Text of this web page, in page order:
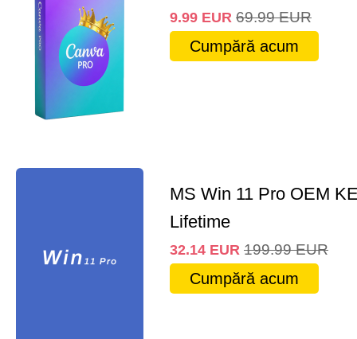
9.99 EUR 69.99 EUR
Cumpără acum
MS Win 11 Pro OEM
Lifetime
32.14 EUR 199.99 EUR
Cumpără acum